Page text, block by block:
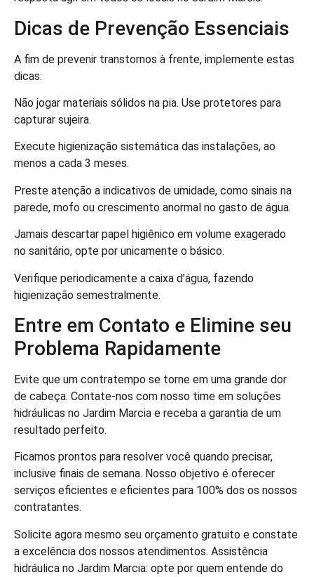
Dicas de Prevenção Essenciais
A fim de prevenir transtornos à frente, implemente estas
dicas:
Não jogar materiais sólidos na pia. Use protetores para
capturar sujeira.
Execute higienização sistemática das instalações, ao
menos a cada 3 meses.
Preste atenção a indicativos de umidade, como sinais na
parede, mofo ou crescimento anormal no gasto de água.
Jamais descartar papel higiênico em volume exagerado
no sanitário, opte por unicamente o básico.
Verifique periodicamente a caixa d’água, fazendo
higienização semestralmente.
Entre em Contato e Elimine seu
Problema Rapidamente
Evite que um contratempo se torne em uma grande dor
de cabeça. Contate-nos com nosso time em soluções
hidráulicas no Jardim Marcia e receba a garantia de um
resultado perfeito.
Ficamos prontos para resolver você quando precisar,
inclusive finais de semana. Nosso objetivo é oferecer
serviços eficientes e eficientes para 100% dos os nossos
contratantes.
Solicite agora mesmo seu orçamento gratuito e constate
a excelência dos nossos atendimentos. Assistência
hidráulica no Jardim Marcia: opte por quem entende do